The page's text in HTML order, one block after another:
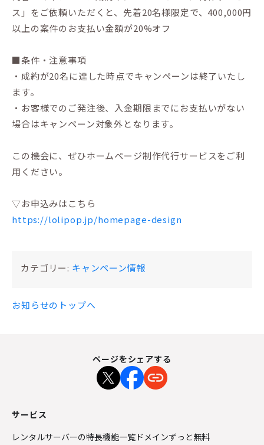
ス」をご依頼いただくと、先着20名様限定で、400,000円
以上の案件のお支払い金額が20%オフ
■条件・注意事項
・成約が20名に達した時点でキャンペーンは終了いたし
ます。
・お客様でのご発注後、入金期限までにお支払いがない
場合はキャンペーン対象外となります。
この機会に、ぜひホームページ制作代行サービスをご利
用ください。
▽お申込みはこちら
https://lolipop.jp/homepage-design
カテゴリー: キャンペーン情報
お知らせのトップへ
ページをシェアする
サービス
レンタルサーバーの特長機能一覧 ドメインずっと無料